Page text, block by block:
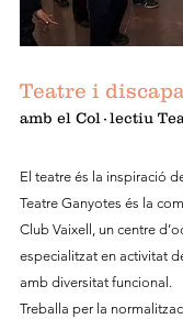
Teatre i
amb el Col·lectiu
El teatre és la inspiració
Teatre Ganyotes és la
Club Vaixell, un centre
especialitzat en activitat
amb diversitat funcional.
Treballa per la